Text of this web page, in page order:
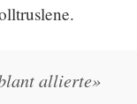
allierte»